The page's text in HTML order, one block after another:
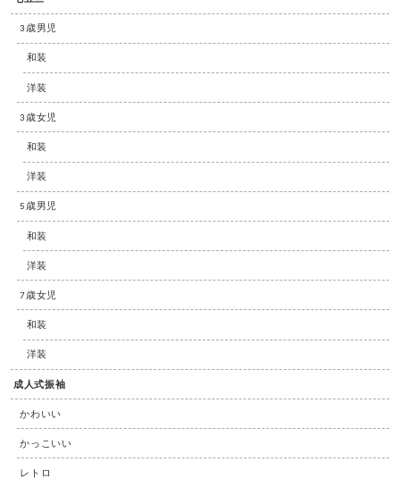
3歳男児
和装
洋装
3歳女児
和装
洋装
5歳男児
和装
洋装
7歳女児
和装
洋装
成人式振袖
かわいい
かっこいい
レトロ